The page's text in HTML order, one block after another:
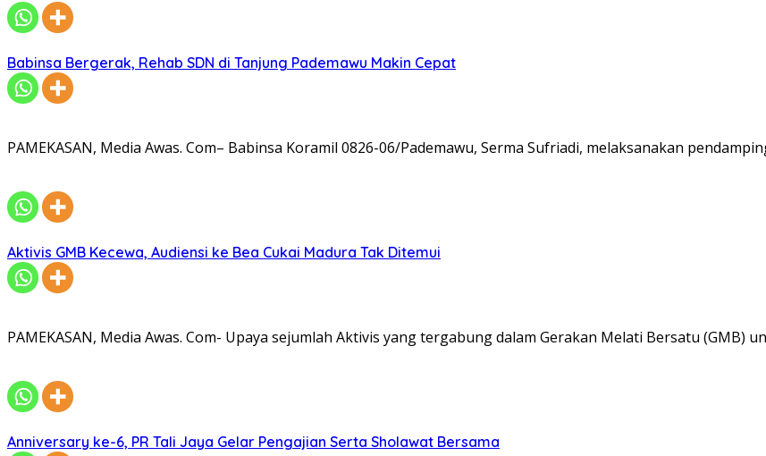
Babinsa Bergerak, Rehab SDN di Tanjung Pademawu Makin Cepat
PAMEKASAN, Media Awas. Com– Babinsa Koramil 0826-06/Pademawu, Serma Sufriadi, melaksanakan
Aktivis GMB Kecewa, Audiensi ke Bea Cukai Madura Tak Ditemui
PAMEKASAN, Media Awas. Com- Upaya sejumlah Aktivis yang tergabung dalam Gerakan Melati Bersatu (GMB)
Anniversary ke-6, PR Tali Jaya Gelar Pengajian Serta Sholawat Bersama